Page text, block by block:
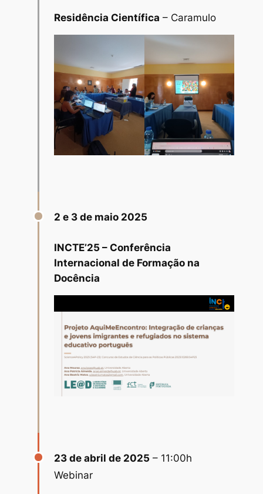
Residência Científica – Caramulo
2 e 3 de maio 2025
INCTE’25 – Conferência
Internacional de Formação na
Docência
23 de abril de 2025 – 11:00h
Webinar